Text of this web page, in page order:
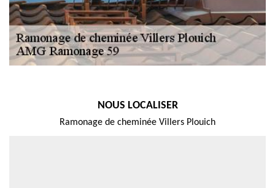
NOUS LOCALISER
Ramonage de cheminée Villers Plouich